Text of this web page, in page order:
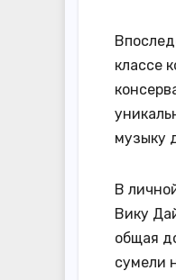
классе
музыку
В
Вику
общая
сумели